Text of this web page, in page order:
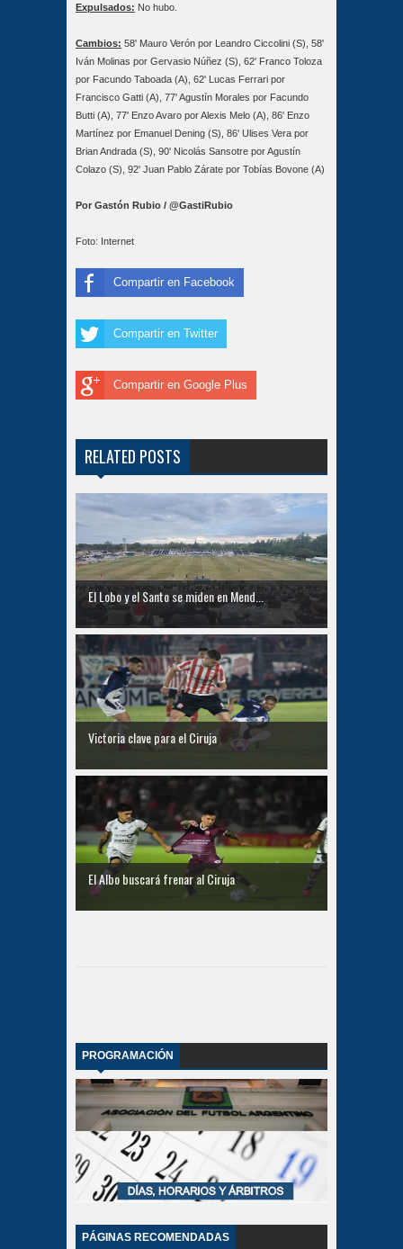
Expulsados: No hubo.
Cambios: 58' Mauro Verón por Leandro Ciccolini (S), 58'
Iván Molinas por Gervasio Núñez (S), 62' Franco Toloza
por Facundo Taboada (A), 62' Lucas Ferrari por
Francisco Gatti (A), 77' Agustín Morales por Facundo
Butti (A), 77' Enzo Avaro por Alexis Melo (A), 86' Enzo
Martínez por Emanuel Dening (S), 86' Ulises Vera por
Brian Andrada (S), 90' Nicolás Sansotre por Agustín
Colazo (S), 92' Juan Pablo Zárate por Tobías Bovone (A)
Por Gastón Rubio / @GastiRubio
Foto: Internet
Compartir en Facebook
Compartir en Twitter
Compartir en Google Plus
RELATED POSTS
El Lobo y el Santo se miden en Mend...
Victoria clave para el Ciruja
El Albo buscará frenar al Ciruja
PROGRAMACIÓN
PÁGINAS RECOMENDADAS